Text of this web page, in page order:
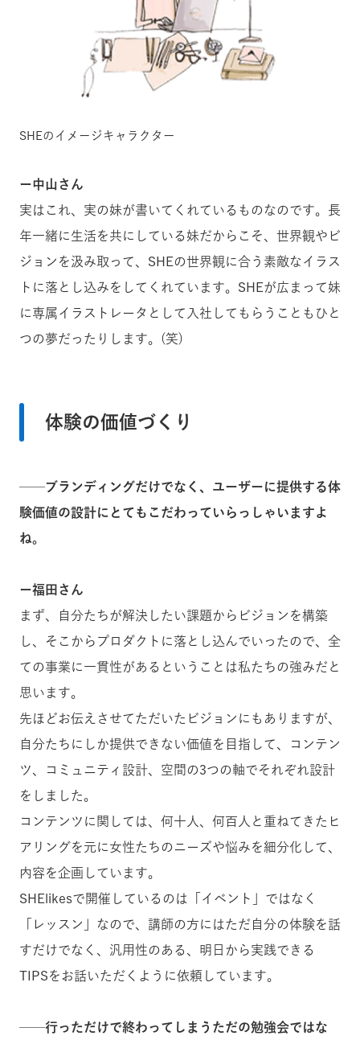
SHEのイメージキャラクター
ー中山さん
実はこれ、実の妹が書いてくれているものなのです。長
年一緒に生活を共にしている妹だからこそ、世界観やビ
ジョンを汲み取って、SHEの世界観に合う素敵なイラス
トに落とし込みをしてくれています。SHEが広まって妹
に専属イラストレータとして入社してもらうこともひと
つの夢だったりします。(笑)
体験の価値づくり
──ブランディングだけでなく、ユーザーに提供する体
験価値の設計にとてもこだわっていらっしゃいますよ
ね。
ー福田さん
まず、自分たちが解決したい課題からビジョンを構築
し、そこからプロダクトに落とし込んでいったので、全
ての事業に一貫性があるということは私たちの強みだと
思います。
先ほどお伝えさせてただいたビジョンにもありますが、
自分たちにしか提供できない価値を目指して、コンテン
ツ、コミュニティ設計、空間の3つの軸でそれぞれ設計
をしました。
コンテンツに関しては、何十人、何百人と重ねてきたヒ
アリングを元に女性たちのニーズや悩みを細分化して、
内容を企画しています。
SHElikesで開催しているのは「イベント」ではなく
「レッスン」なので、講師の方にはただ自分の体験を話
すだけでなく、汎用性のある、明日から実践できる
TIPSをお話いただくように依頼しています。
──行っただけで終わってしまうただの勉強会ではな